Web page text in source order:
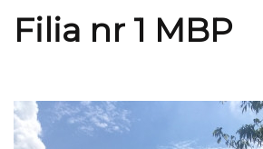
Filia nr 1 MBP